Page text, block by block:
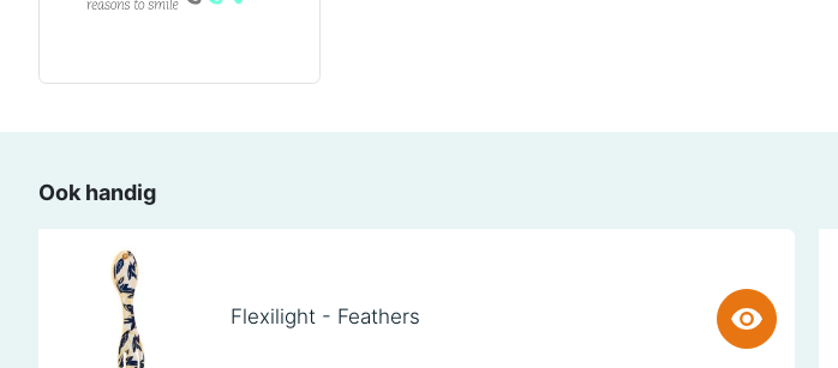
Ook handig
Flexilight - Feathers